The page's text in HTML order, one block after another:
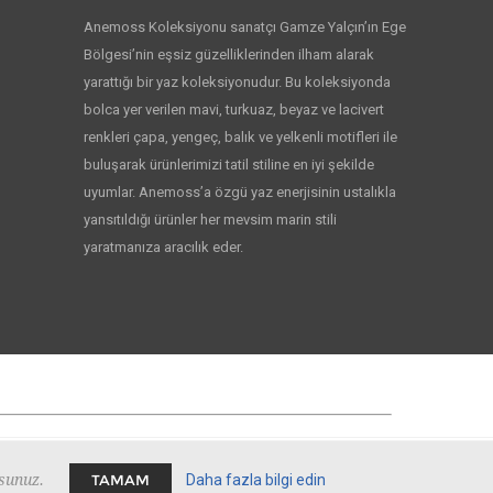
Anemoss Koleksiyonu sanatçı Gamze Yalçın’ın Ege
Bölgesi’nin eşsiz güzelliklerinden ilham alarak
yarattığı bir yaz koleksiyonudur. Bu koleksiyonda
bolca yer verilen mavi, turkuaz, beyaz ve lacivert
renkleri çapa, yengeç, balık ve yelkenli motifleri ile
buluşarak ürünlerimizi tatil stiline en iyi şekilde
uyumlar. Anemoss’a özgü yaz enerjisinin ustalıkla
yansıtıldığı ürünler her mevsim marin stili
yaratmanıza aracılık eder.
TAMAM Daha fazla bilgi edin